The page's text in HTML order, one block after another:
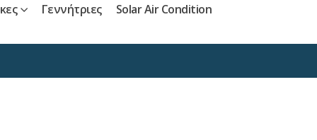
Γεννήτριες Solar Air Condition